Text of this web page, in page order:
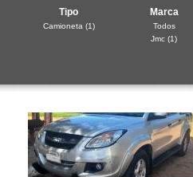
Tipo
Camioneta (1)
Marca
Todos
Jmc (1)